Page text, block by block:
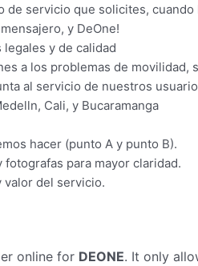
de servicio que solicites, cuando
y DeOne!
y de calidad
a los problemas de movilidad,
al servicio de nuestros
Cali, y Bucaramanga
hacer (punto A y punto B).
para mayor claridad.
valor del servicio.
online for DEONE. It only